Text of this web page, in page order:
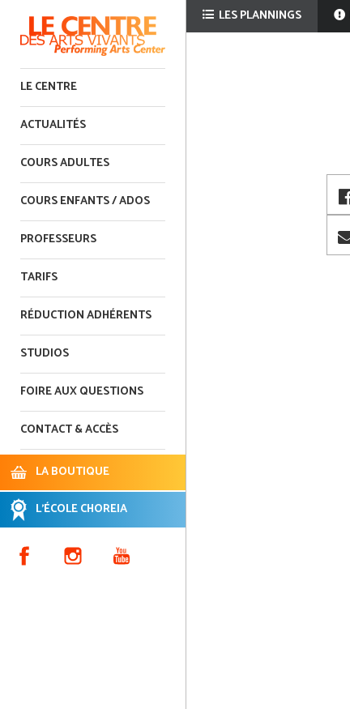
LE CENTRE
ACTUALITÉS
COURS ADULTES
COURS ENFANTS / ADOS
PROFESSEURS
TARIFS
RÉDUCTION ADHÉRENTS
STUDIOS
FOIRE AUX QUESTIONS
CONTACT & ACCÈS
LA BOUTIQUE
L'ÉCOLE CHOREIA
LES PLANNINGS